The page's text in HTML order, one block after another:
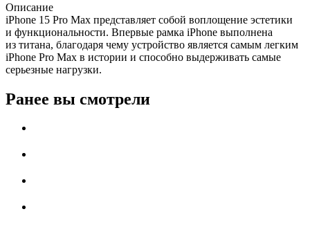
Описание
iPhone 15 Pro Max представляет собой воплощение эстетики
и функциональности. Впервые рамка iPhone выполнена
из титана, благодаря чему устройство является самым легким
iPhone Pro Max в истории и способно выдерживать самые
серьезные нагрузки.
Ранее вы смотрели